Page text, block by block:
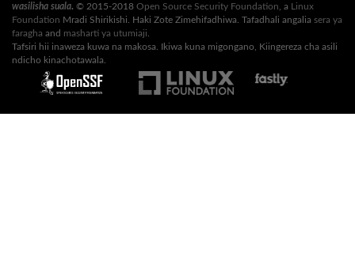
wasilisha suala. © 2015-2018 Open Source Security Foundation , a Linux
Foundation Mradi Shirikishi. Haki Zote Zimehifadhiwa. Tafadhali angalia sera ya
faragha and masharti ya utumiaji
Tafsiri hii inaweza kuwa na makosa. Ikiwa kuna migongano, Kiingereza cha asili
ndicho kinachotawala.